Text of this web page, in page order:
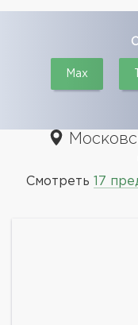
Max
Смотреть 17